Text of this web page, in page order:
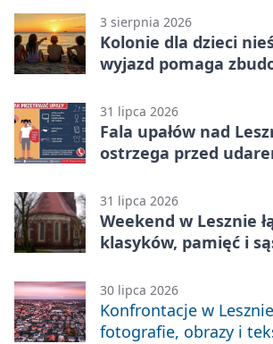
3 sierpnia 2026
Kolonie dla dzieci
wyjazd pomaga
31 lipca 2026
Fala upałów nad
ostrzega przed
31 lipca 2026
Weekend w Lesznie
klasyków, pamięć i
30 lipca 2026
Konfrontacje w
fotografie, obrazy i